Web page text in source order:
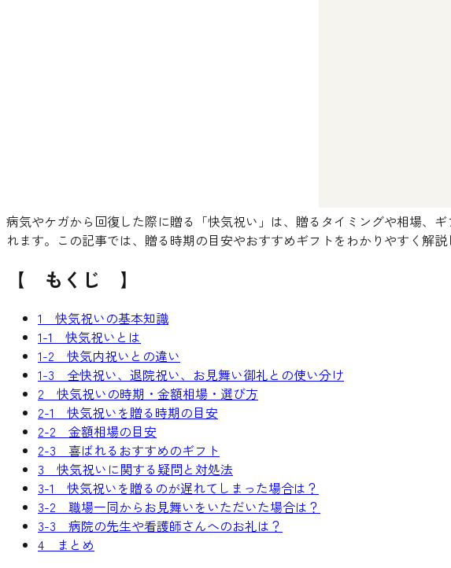
病気やケガから回復した際に贈る「快気祝い」は、贈るタイミングや相場、
れます。この記事では、贈る時期の目安やおすすめギフトをわかりやすく解
【 もくじ 】
1 快気祝いの基本知識
1-1 快気祝いとは
1-2 快気内祝いとの違い
1-3 全快祝い、退院祝い、お見舞い御礼との使い分け
2 快気祝いの時期・金額相場・選び方
2-1 快気祝いを贈る時期の目安
2-2 金額相場の目安
2-3 喜ばれるおすすめのギフト
3 快気祝いに関する疑問と対処法
3-1 快気祝いを贈るのが遅れてしまった場合は？
3-2 職場一同からお見舞いをいただいた場合は？
3-3 病院の先生や看護師さんへのお礼は？
4 まとめ